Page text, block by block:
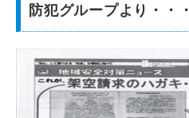
防犯グループより・・・